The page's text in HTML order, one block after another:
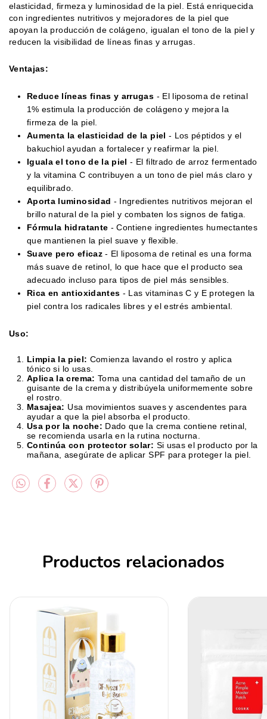
elasticidad, firmeza y luminosidad de la piel. Está enriquecida
con ingredientes nutritivos y mejoradores de la piel que
apoyan la producción de colágeno, igualan el tono de la piel y
reducen la visibilidad de líneas finas y arrugas.
Ventajas:
Reduce líneas finas y arrugas - El liposoma de retinal
1% estimula la producción de colágeno y mejora la
firmeza de la piel.
Aumenta la elasticidad de la piel - Los péptidos y el
bakuchiol ayudan a fortalecer y reafirmar la piel.
Iguala el tono de la piel - El filtrado de arroz fermentado
y la vitamina C contribuyen a un tono de piel más claro y
equilibrado.
Aporta luminosidad - Ingredientes nutritivos mejoran el
brillo natural de la piel y combaten los signos de fatiga.
Fórmula hidratante - Contiene ingredientes humectantes
que mantienen la piel suave y flexible.
Suave pero eficaz- El liposoma de retinal es una forma
más suave de retinol, lo que hace que el producto sea
adecuado incluso para tipos de piel más sensibles.
Rica en antioxidantes - Las vitaminas C y E protegen la
piel contra los radicales libres y el estrés ambiental.
Uso:
Limpia la piel: Comienza lavando el rostro y aplica
tónico si lo usas.
Aplica la crema: Toma una cantidad del tamaño de un
guisante de la crema y distribúyela uniformemente sobre
el rostro.
Masajea: Usa movimientos suaves y ascendentes para
ayudar a que la piel absorba el producto.
Usa por la noche: Dado que la crema contiene retinal,
se recomienda usarla en la rutina nocturna.
Continúa con protector solar: Si usas el producto por la
mañana, asegúrate de aplicar SPF para proteger la piel.
Productos relacionados